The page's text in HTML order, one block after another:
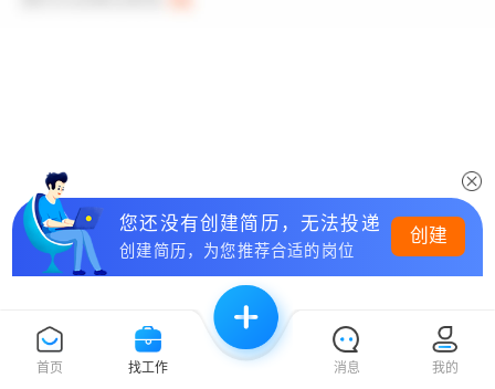
首页 找工作 消息 我的
您还没有创建简历，无法投递
创建简历，为您推荐合适的岗位
创建